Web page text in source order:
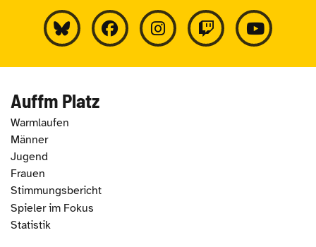
Auffm Platz
Warmlaufen
Männer
Jugend
Frauen
Stimmungsbericht
Spieler im Fokus
Statistik